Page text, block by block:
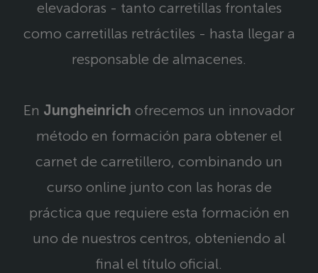
elevadoras - tanto carretillas frontales
como carretillas retráctiles - hasta llegar a
responsable de almacenes.
En Jungheinrich ofrecemos un innovador
método en formación para obtener el
carnet de carretillero, combinando un
curso online junto con las horas de
práctica que requiere esta formación en
uno de nuestros centros, obteniendo al
final el título oficial.